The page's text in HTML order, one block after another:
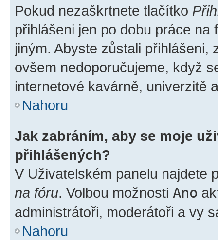
Pokud nezaškrtnete tlačítko
přihlášeni jen po dobu práce
jiným. Abyste zůstali přihlášeni,
ovšem nedoporučujeme, když
internetové kavárně, univerzitě
Nahoru
Jak zabráním, aby se moje
přihlášených?
V Uživatelském panelu najdete
na fóru. Volbou možnosti Ano
administrátoři, moderátoři a vy
Nahoru